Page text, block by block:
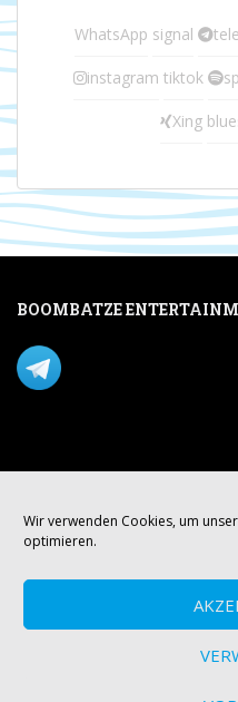
Wir verwenden Cookies, um
optimieren.
WhatsApp signal
instagram tiktok
Xing
BOOMBATZE